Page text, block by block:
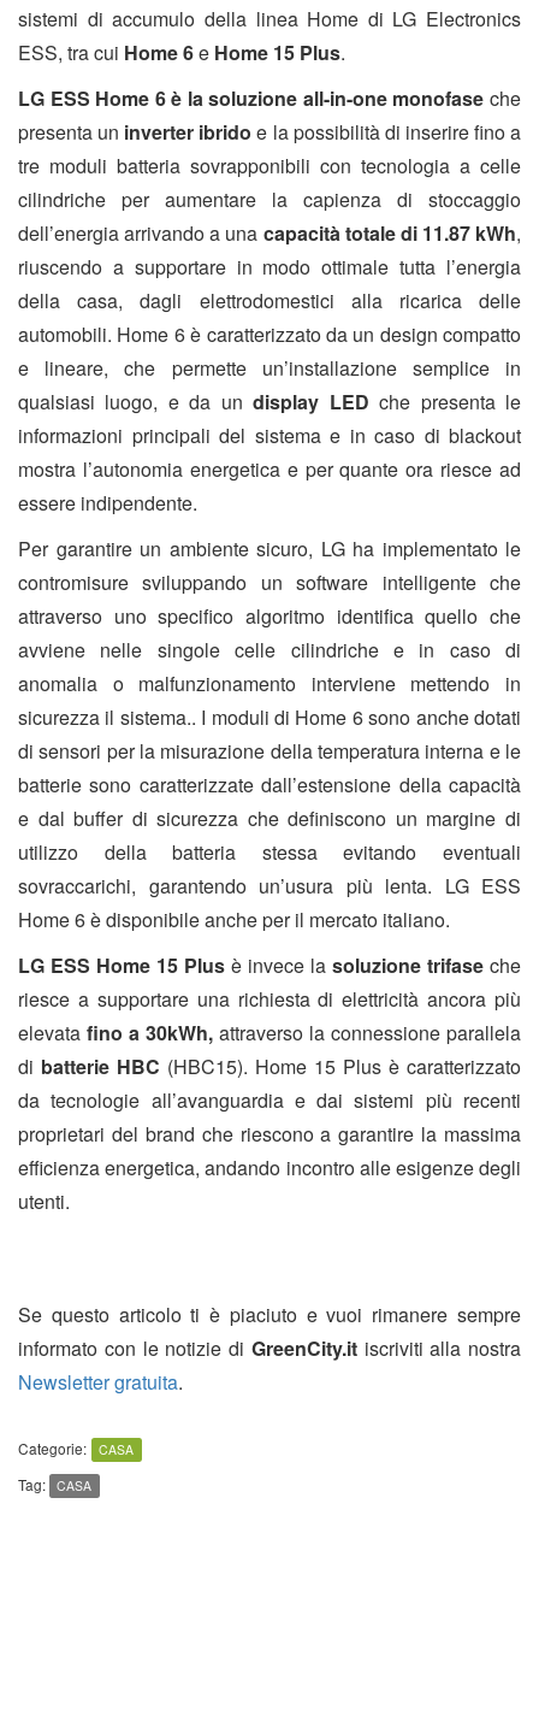
sistemi di accumulo della linea Home di LG Electronics
ESS, tra cui Home 6e Home 15 Plus.
LG ESS Home 6 è la soluzione all-in-one monofase che
presenta un inverter ibrido e la possibilità di inserire fino a
tre moduli batteria sovrapponibili con tecnologia a celle
cilindriche per aumentare la capienza di stoccaggio
dell’energia arrivando a una capacità totale di 11.87 kWh,
riuscendo a supportare in modo ottimale tutta l’energia
della casa, dagli elettrodomestici alla ricarica delle
automobili. Home 6 è caratterizzato da un design compatto
e lineare, che permette un’installazione semplice in
qualsiasi luogo, e da undisplay LED che presenta le
informazioni principali del sistema e in caso di blackout
mostra l’autonomia energetica e per quante ora riesce ad
essere indipendente.
Per garantire un ambiente sicuro, LG ha implementato le
contromisure sviluppando un software intelligente che
attraverso uno specifico algoritmo identifica quello che
avviene nelle singole celle cilindriche e in caso di
anomalia o malfunzionamento interviene mettendo in
sicurezza il sistema.. I moduli di Home 6 sono anche dotati
di sensori per la misurazione della temperatura interna e le
batterie sono caratterizzate dall’estensione della capacità
e dal buffer di sicurezza che definiscono un margine di
utilizzo della batteria stessa evitando eventuali
sovraccarichi, garantendo un’usura più lenta. LG ESS
Home 6 è disponibile anche per il mercato italiano.
LG ESS Home 15 Plus è invece la soluzione trifase che
riesce a supportare una richiesta di elettricità ancora più
elevata fino a 30kWh, attraverso la connessione parallela
di batterie HBC (HBC15). Home 15 Plus è caratterizzato
da tecnologie all’avanguardia e dai sistemi più recenti
proprietari del brand che riescono a garantire la massima
efficienza energetica, andando incontro alle esigenze degli
utenti.
Se questo articolo ti è piaciuto e vuoi rimanere sempre
informato con le notizie di GreenCity.itiscriviti alla nostra
Newsletter gratuita.
Categorie: CASA
Tag: CASA